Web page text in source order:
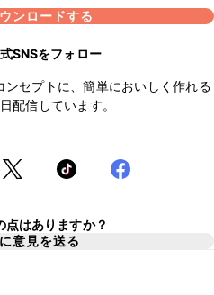
ンロードする
SNSをフォロー
ンセプトに、簡単においしく作れる
配信しています。
点はありますか？
意見を送る